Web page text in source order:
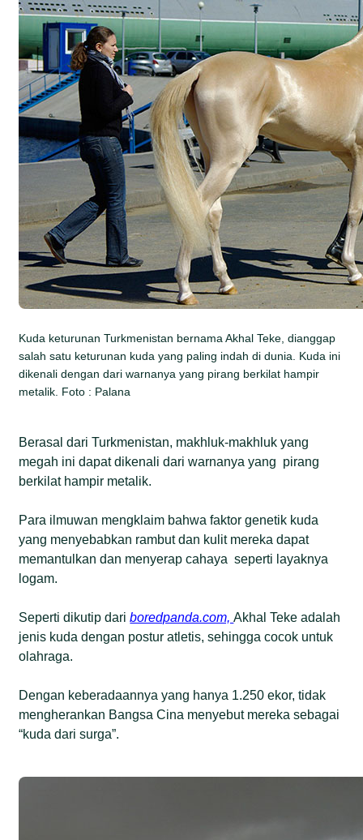
Kuda keturunan Turkmenistan bernama Akhal Teke, dianggap
salah satu keturunan kuda yang paling indah di dunia. Kuda ini
dikenali dengan dari warnanya yang pirang berkilat hampir
metalik. Foto : Palana
Berasal dari Turkmenistan, makhluk-makhluk yang
megah ini dapat dikenali dari warnanya yang pirang
berkilat hampir metalik.
Para ilmuwan mengklaim bahwa faktor genetik kuda
yang menyebabkan rambut dan kulit mereka dapat
memantulkan dan menyerap cahaya seperti layaknya
logam.
Seperti dikutip dariboredpanda.com,Akhal Teke adalah
jenis kuda dengan postur atletis, sehingga cocok untuk
olahraga.
Dengan keberadaannya yang hanya 1.250 ekor, tidak
mengherankan Bangsa Cina menyebut mereka sebagai
“kuda dari surga”.